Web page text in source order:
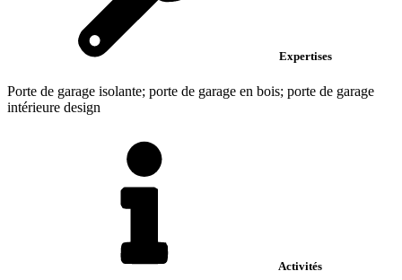
Expertises
Porte de garage isolante; porte de garage en bois; porte de garage
intérieure design
Activités